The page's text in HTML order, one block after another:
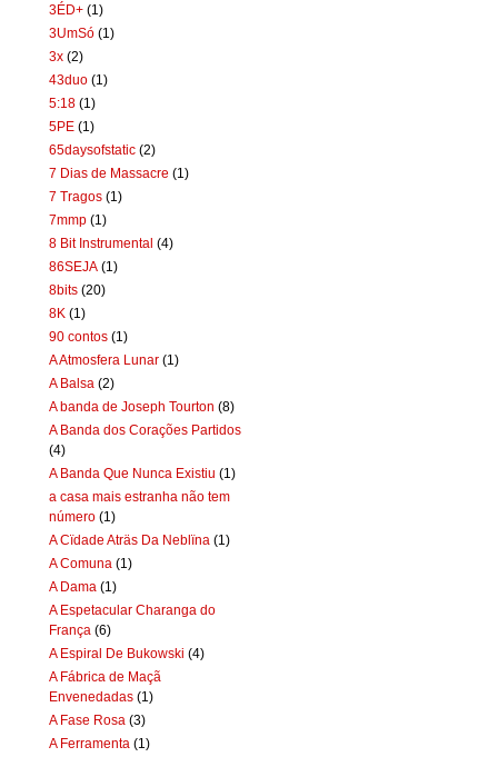
3ÉD+ (1)
3UmSó (1)
3x (2)
43duo (1)
5:18 (1)
5PE (1)
65daysofstatic (2)
7 Dias de Massacre (1)
7 Tragos (1)
7mmp (1)
8 Bit Instrumental (4)
86SEJA (1)
8bits (20)
8K (1)
90 contos (1)
A Atmosfera Lunar (1)
A Balsa (2)
A banda de Joseph Tourton (8)
A Banda dos Corações Partidos
(4)
A Banda Que Nunca Existiu (1)
a casa mais estranha não tem
número (1)
A Cïdade Aträs Da Neblïna (1)
A Comuna (1)
A Dama (1)
A Espetacular Charanga do
França (6)
A Espiral De Bukowski (4)
A Fábrica de Maçã
Envenedadas (1)
A Fase Rosa (3)
A Ferramenta (1)